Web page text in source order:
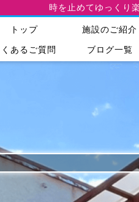
時を止めてゆっくり
トップ 施設のご紹介
くあるご質問 ブログ一覧